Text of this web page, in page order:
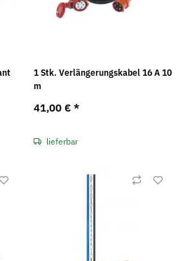
1 Stk. Verlängerungskabel 16 A 10
m
41,00 € *
lieferbar